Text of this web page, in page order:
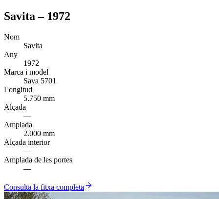
Savita – 1972
Nom
Savita
Any
1972
Marca i model
Sava 5701
Longitud
5.750 mm
Alçada
—
Amplada
2.000 mm
Alçada interior
—
Amplada de les portes
—
Consulta la fitxa completa